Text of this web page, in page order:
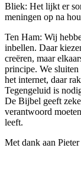
Bliek: Het lijkt er
meningen op na
Ten Ham: Wij
inbellen. Daar
creëren, maar
principe. We
het internet, daar
Tegengeluid is
De Bijbel geeft
verantwoord
leeft.
Met dank aan